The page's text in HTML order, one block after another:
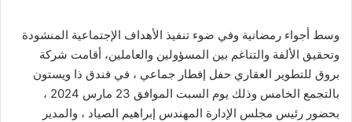
وسط أجواء رمضانية وفي ضوء تنفيذ الأهداف الإجتماعية المنشودة
وتحقيق الألفة والتناغم بين المسؤولين والعاملين، أقامت شركة
بروق للتطوير العقاري حفل إفطار جماعي ، في فندق ذا ويستون
بالتجمع الخامس وذلك يوم السبت الموافق 23 مارس 2024 ،
بحضور رئيس مجلس الإدارة المهندس إبراهيم الصياد ، والمدير